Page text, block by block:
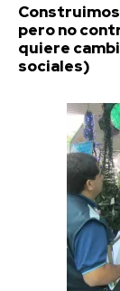
pero no
quiere
sociales)